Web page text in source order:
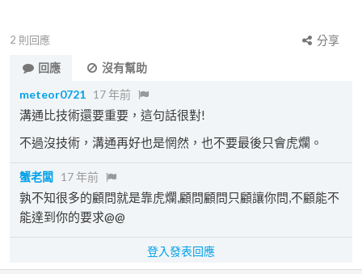
2 則回應
分享
回應
沒有幫助
meteor0721 17 年前
溝通比技術還要重要，這句話很對!
不過沒技術，溝通再好也是惘然，也不要最後只會虎爛。
蟹老闆 17 年前
孰不知很多的顧問就是靠虎爛,顧問顧問只顧讓你問,不顧能不
能達到你的要求@@
登入發表回應